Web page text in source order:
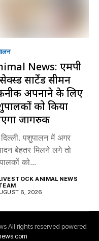
News: एमपी
सार्टेड सीमन
अपनाने के लिए
को किया
जागरुक
पशुपालन में अगर
बेहतर मिलने लगे तो
को...
ANIMAL NEWS
6, 2026
All rights reserved powered